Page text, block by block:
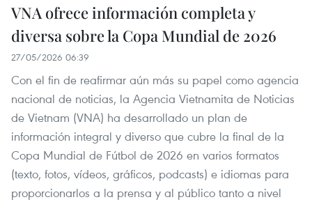
VNA ofrece información completa y
diversa sobre la Copa Mundial de 2026
27/05/2026 06:39
Con el fin de reafirmar aún más su papel como agencia
nacional de noticias, la Agencia Vietnamita de Noticias
de Vietnam (VNA) ha desarrollado un plan de
información integral y diverso que cubre la final de la
Copa Mundial de Fútbol de 2026 en varios formatos
(texto, fotos, vídeos, gráficos, podcasts) e idiomas para
proporcionarlos a la prensa y al público tanto a nivel